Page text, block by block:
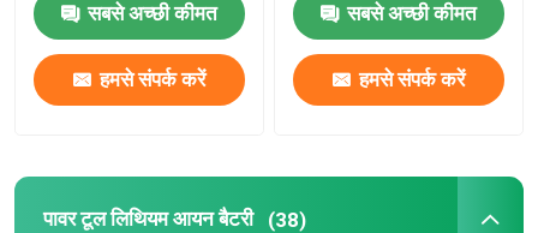
सबसे अच्छी कीमत
हमसे संपर्क करें
सबसे अच्छी कीमत
हमसे संपर्क करें
पावर टूल लिथियम आयन बैटरी (38)